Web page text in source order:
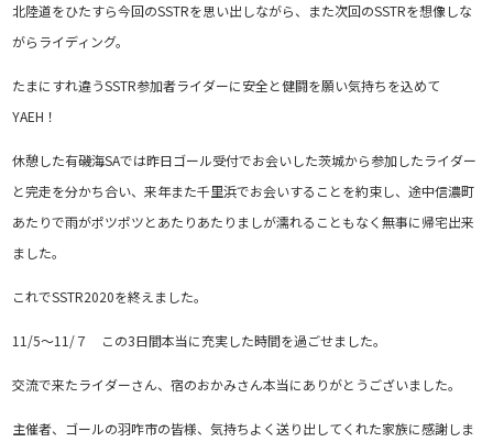
北陸道をひたすら今回のSSTRを思い出しながら、また次回のSSTRを想像しな
がらライディング。
たまにすれ違うSSTR参加者ライダーに安全と健闘を願い気持ちを込めて
YAEH！
休憩した有磯海SAでは昨日ゴール受付でお会いした茨城から参加したライダー
と完走を分かち合い、来年また千里浜でお会いすることを約束し、途中信濃町
あたりで雨がポツポツとあたりあたりましが濡れることもなく無事に帰宅出来
ました。
これでSSTR2020を終えました。
11/5～11/７ この3日間本当に充実した時間を過ごせました。
交流で来たライダーさん、宿のおかみさん本当にありがとうございました。
主催者、ゴールの羽咋市の皆様、気持ちよく送り出してくれた家族に感謝しま